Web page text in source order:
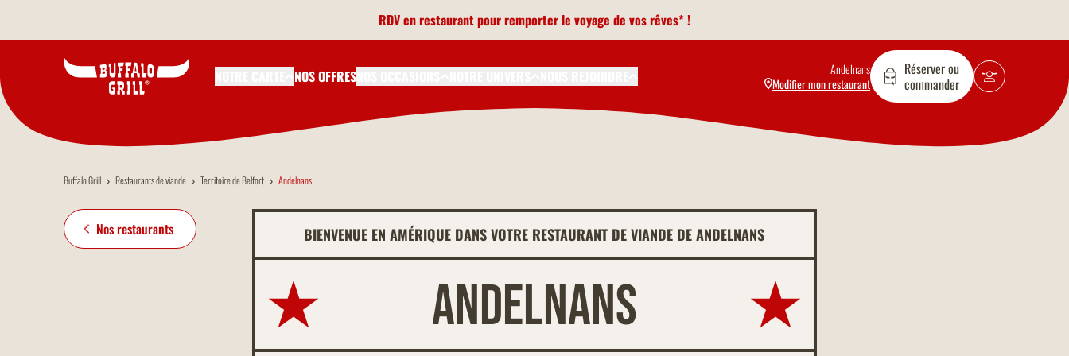
RDV en restaurant pour remporter le voyage de vos rêves* !
NOS OFFRES
Andelnans
Modifier mon restaurant
Réserver ou
commander
Buffalo Grill Restaurants de viande Territoire de Belfort Andelnans
Nos restaurants BIENVENUE EN AMÉRIQUE DANS VOTRE RESTAURANT DE VIANDE DE ANDELNANS
Andelnans